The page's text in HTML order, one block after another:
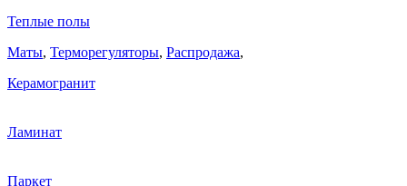
Теплые полы
Маты, Терморегуляторы, Распродажа,
Керамогранит
Ламинат
Паркет